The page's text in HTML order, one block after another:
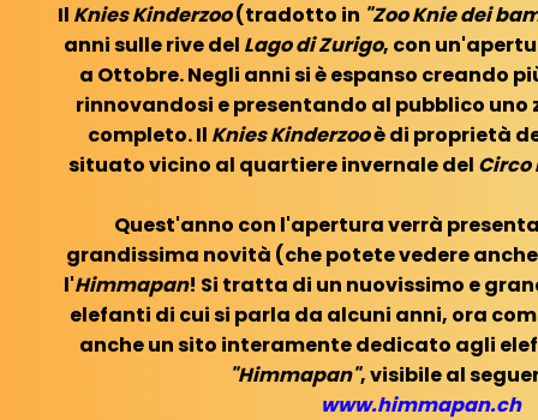
Il Knies Kinderzoo(tradotto in "Zoo Knie dei
anni sulle rive del Lago di Zurigo, con
a Ottobre. Negli anni si è espanso creando
rinnovandosi e presentando al pubblico uno
completo. Il Knies Kinderzooè di proprietà
situato vicino al quartiere invernale del Circo
Quest'anno con l'apertura verrà
grandissima novità (che potete vedere
l'Himmapan! Si tratta di un nuovissimo e
elefanti di cui si parla da alcuni anni, ora
anche un sito interamente dedicato agli
"Himmapan", visibile al
www.himmapan.ch